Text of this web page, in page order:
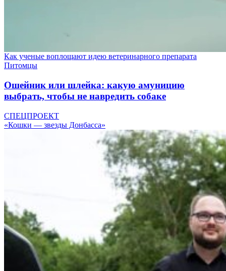
Как ученые воплощают идею ветеринарного препарата
Питомцы
Ошейник или шлейка: какую амуницию
выбрать, чтобы не навредить собаке
СПЕЦПРОЕКТ
«Кошки — звезды Донбасса»